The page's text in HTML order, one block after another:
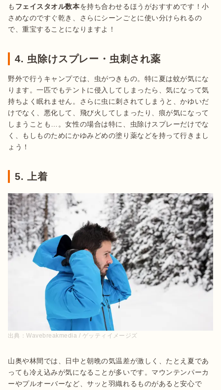
も フェイスタオル数本を持ち合わせるほうがおすすめです！小
さめなのですぐ乾き、さらにシーンごとに使い分けられるの
で、重宝することになりますよ！
4. 虫除けスプレー・虫刺され薬
野外で行うキャンプでは、虫がつきもの。特に夏は蚊が気にな
ります。一匹でもテントに侵入してしまったら、気になって気
持ちよく眠れません。さらに虫に刺されてしまうと、かゆいだ
けでなく、悪化して、飛び火してしまったり、痕が気になって
しまうことも…。女性の場合は特に、虫除けスプレーだけでな
く、もしものためにかゆみどめの塗り薬などを持って行きまし
ょう！
5. 上着
出典：Wavebreakmedia / ゲッティイメージズ
山奥や林間では、日中と朝晩の気温差が激しく、たとえ夏であ
っても冷え込みが気になることが多いです。マウンテンパーカ
ーやプルオーバーなど、サッと羽織れるものがあると安心で